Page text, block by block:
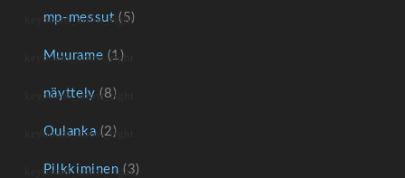
mp-messut (5)
Muurame (1)
näyttely (8)
Oulanka (2)
Pilkkiminen (3)